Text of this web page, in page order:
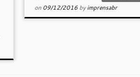
on 09/12/2016 byimprensabr